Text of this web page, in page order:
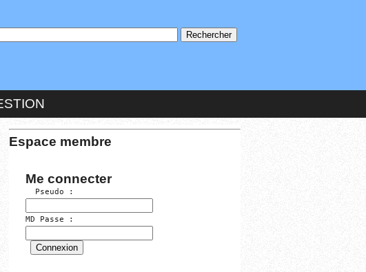
Espace membre
Me connecter
  Pseudo :
MD Passe :